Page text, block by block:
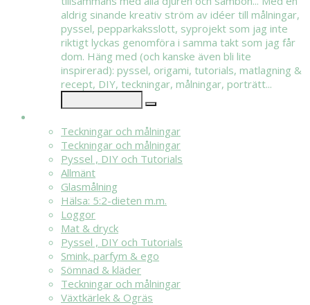
aldrig sinande kreativ ström av idéer till målningar,
pyssel, pepparkaksslott, syprojekt som jag inte
riktigt lyckas genomföra i samma takt som jag får
dom. Häng med (och kanske även bli lite
inspirerad): pyssel, origami, tutorials, matlagning &
recept, DIY, teckningar, målningar, porträtt...
Teckningar och målningar
Teckningar och målningar
Pyssel , DIY och Tutorials
Allmänt
Glasmålning
Hälsa: 5:2-dieten m.m.
Loggor
Mat & dryck
Pyssel , DIY och Tutorials
Smink, parfym & ego
Sömnad & kläder
Teckningar och målningar
Växtkärlek & Ogräs